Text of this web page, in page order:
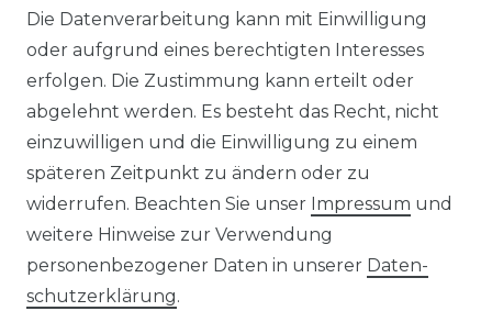
inkl. ges. MwSt. Versandkosten
Impressum Daten­schutz­erklärung
Die Datenverarbeitung kann mit Einwilligung
oder aufgrund eines berechtigten Interesses
erfolgen. Die Zustimmung kann erteilt oder
abgelehnt werden. Es besteht das Recht, nicht
einzuwilligen und die Einwilligung zu einem
späteren Zeitpunkt zu ändern oder zu
widerrufen. Beachten Sie unser Impressum und
weitere Hinweise zur Verwendung
personenbezogener Daten in unserer Daten­
schutz­erklärung.